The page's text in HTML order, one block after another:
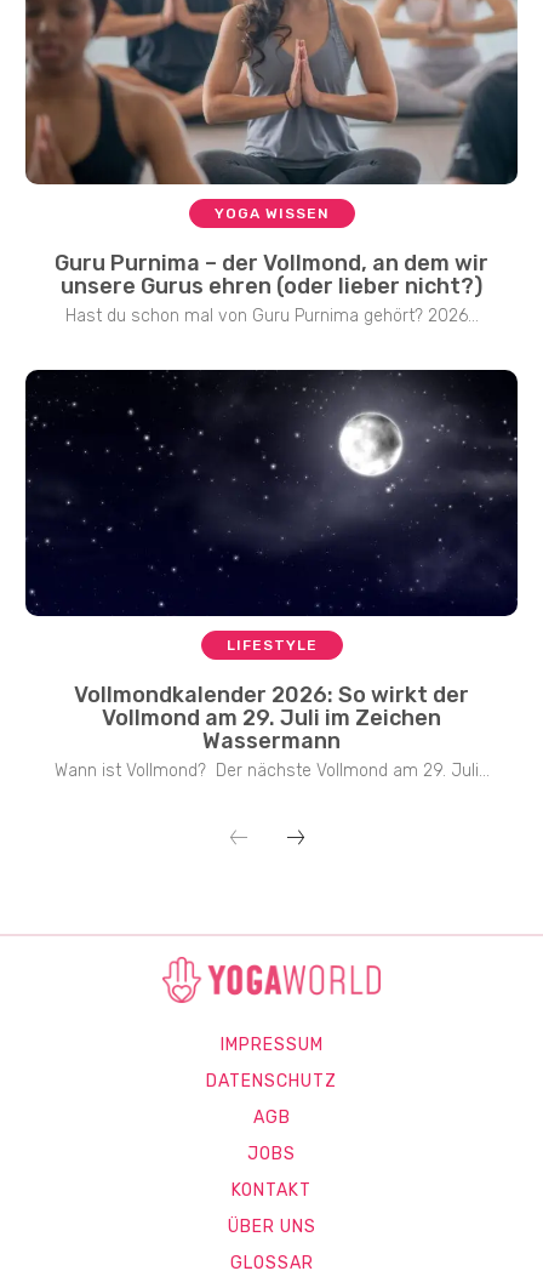
YOGA WISSEN
Guru Purnima – der Vollmond, an dem wir
unsere Gurus ehren (oder lieber nicht?)
Hast du schon mal von Guru Purnima gehört? 2026...
LIFESTYLE
Vollmondkalender 2026: So wirkt der
Vollmond am 29. Juli im Zeichen
Wassermann
Wann ist Vollmond? Der nächste Vollmond am 29. Juli...
IMPRESSUM
DATENSCHUTZ
AGB
JOBS
KONTAKT
ÜBER UNS
GLOSSAR